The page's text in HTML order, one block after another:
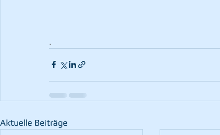
.
Aktuelle Beiträge